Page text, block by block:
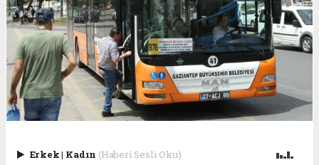
Erkek| Kadın (Haberi Sesli Oku)